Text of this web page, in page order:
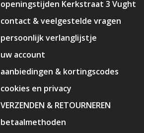
openingstijden Kerkstraat 3 Vught
contact & veelgestelde vragen
persoonlijk verlanglijstje
uw account
aanbiedingen & kortingscodes
cookies en privacy
VERZENDEN & RETOURNEREN
betaalmethoden